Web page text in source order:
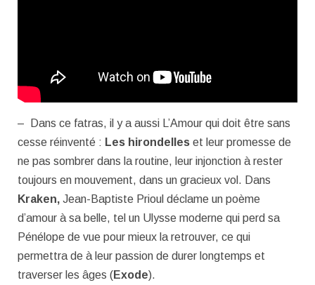
– Dans ce fatras, il y a aussi L’Amour qui doit être sans
cesse réinventé : Les hirondelles et leur promesse de
ne pas sombrer dans la routine, leur injonction à rester
toujours en mouvement, dans un gracieux vol. Dans
Kraken, Jean-Baptiste Prioul déclame un poème
d’amour à sa belle, tel un Ulysse moderne qui perd sa
Pénélope de vue pour mieux la retrouver, ce qui
permettra de à leur passion de durer longtemps et
traverser les âges (Exode).